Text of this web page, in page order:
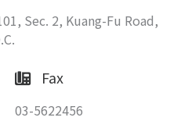
Sec. 2, Kuang-Fu Road,
Fax
03-5622456